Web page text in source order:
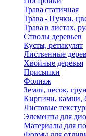
Трава статичная
Трава - Пучки,
Трава в листах,
Стволы деревьев
Кусты, ретикулят
Лиственные
Хвойные деревья
Присыпки
Фолиаж
Земля, песок,
Кирпичи, камни,
Листовые
Элементы для
Материалы для
Формы для